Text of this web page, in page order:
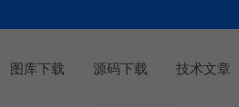
图库下载 源码下载 技术文章